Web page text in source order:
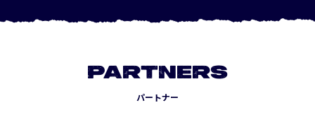
PARTNERS
パートナー